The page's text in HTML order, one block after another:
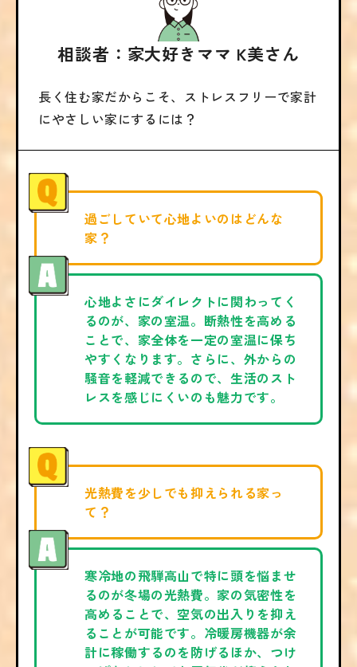
相談者：家大好きママ K美さん
長く住む家だからこそ、ストレスフリーで家計
にやさしい家にするには？
過ごしていて心地よいのはどんな
家？
心地よさにダイレクトに関わってく
るのが、家の室温。断熱性を高める
ことで、家全体を一定の室温に保ち
やすくなります。さらに、外からの
騒音を軽減できるので、生活のスト
レスを感じにくいのも魅力です。
光熱費を少しでも抑えられる家っ
て？
寒冷地の飛騨高山で特に頭を悩ませ
るのが冬場の光熱費。家の気密性を
高めることで、空気の出入りを抑え
ることが可能です。冷暖房機器が余
計に稼働するのを防げるほか、つけ